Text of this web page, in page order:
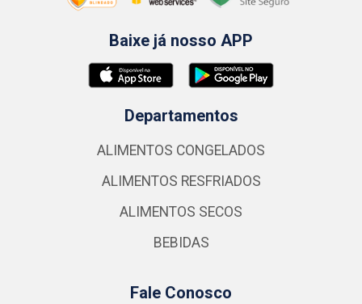
Baixe já nosso APP
Departamentos
ALIMENTOS CONGELADOS
ALIMENTOS RESFRIADOS
ALIMENTOS SECOS
BEBIDAS
Fale Conosco